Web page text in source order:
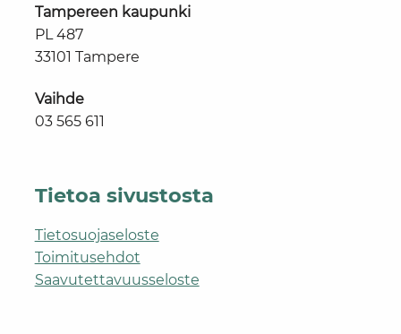
Tampereen kaupunki
PL 487
33101 Tampere
Vaihde
03 565 611
Tietoa sivustosta
Tietosuojaseloste
Toimitusehdot
Saavutettavuusseloste